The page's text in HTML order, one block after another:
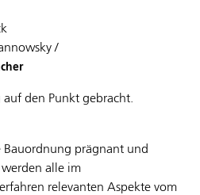
/
auf den Punkt gebracht.
Bauordnung prägnant und
alle im
relevanten Aspekte vom